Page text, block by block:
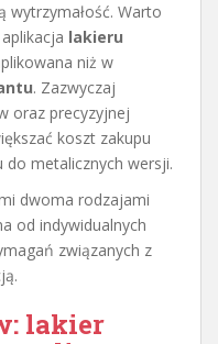
wytrzymałość. Warto
lakieru
niż w
. Zazwyczaj
oraz precyzyjnej
koszt zakupu
do metalicznych wersji.
dwoma rodzajami
od indywidualnych
związanych z
lakier